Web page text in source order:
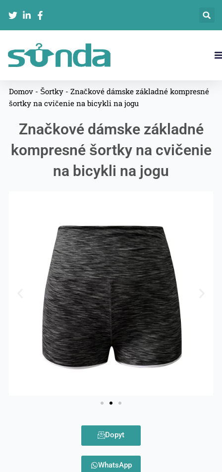
obsah
Domov- Šortky- Značkové dámske základné kompresné
šortky na cvičenie na bicykli na jogu
Značkové dámske základné
kompresné šortky na cvičenie
na bicykli na jogu
Dopyt
WhatsApp